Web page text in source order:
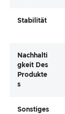
Stabilität
Nachhalti
Gkeit Des
Produkte
S
Sonstiges